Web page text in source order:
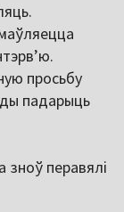
просьбу
падарыць
зноў перавялі